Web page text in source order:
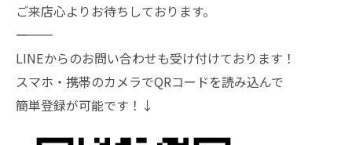
ご来店心よりお待ちしております。
―――――――
LINEからのお問い合わせも受け付けております！
スマホ・携帯のカメラでQRコードを読み込んで
簡単登録が可能です！↓